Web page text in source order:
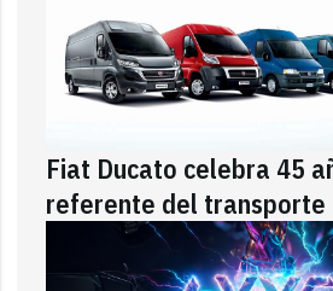
Fiat Ducato celebra 45
referente del transporte